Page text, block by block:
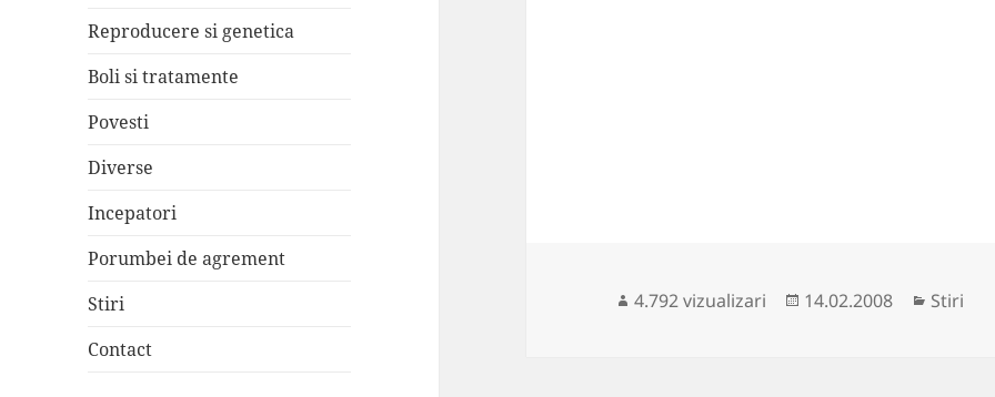
Reproducere si genetica
Boli si tratamente
Povesti
Diverse
Incepatori
Porumbei de agrement
Stiri
Contact
4.792 vizualizari
Publicat
14.02.2008 Stiri